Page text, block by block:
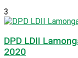
3
DPD LDII
2020